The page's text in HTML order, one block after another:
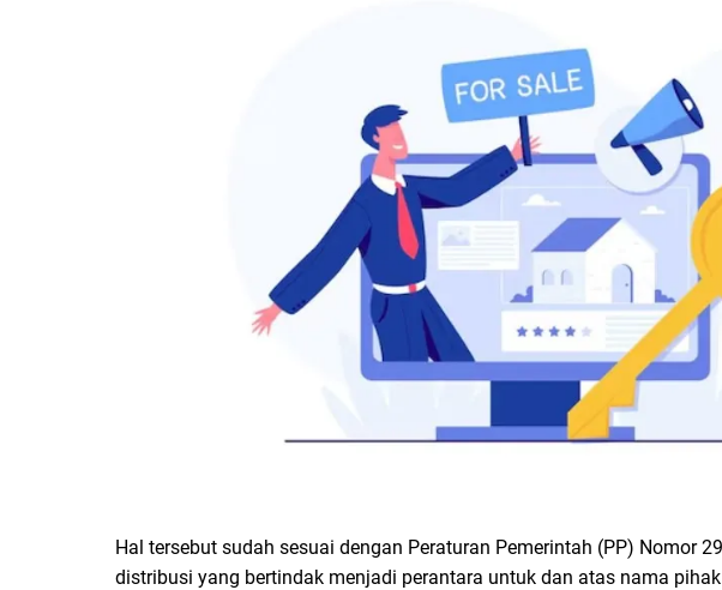
Hal tersebut sudah sesuai dengan Peraturan Pemerintah (PP) Nomor
distribusi yang bertindak menjadi perantara untuk dan atas nama